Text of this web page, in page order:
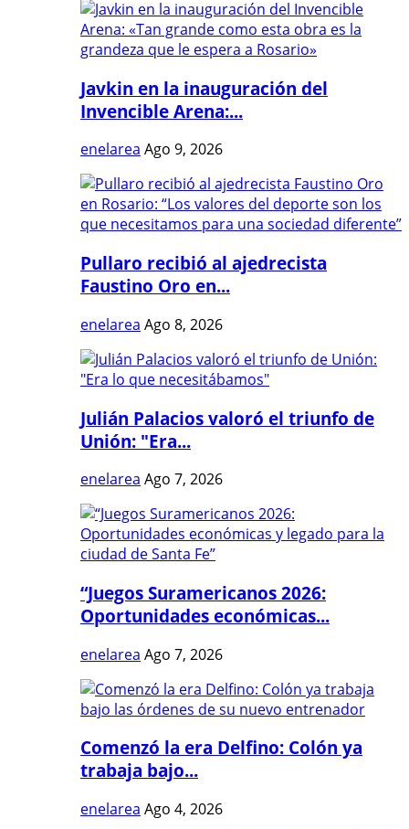
Javkin en la inauguración del
Invencible Arena:...
enelarea Ago 9, 2026
Pullaro recibió al ajedrecista
Faustino Oro en...
enelarea Ago 8, 2026
Julián Palacios valoró el triunfo de
Unión: "Era...
enelarea Ago 7, 2026
“Juegos Suramericanos 2026:
Oportunidades económicas...
enelarea Ago 7, 2026
Comenzó la era Delfino: Colón ya
trabaja bajo...
enelarea Ago 4, 2026